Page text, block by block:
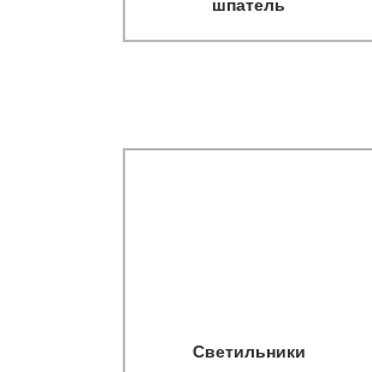
Светильники